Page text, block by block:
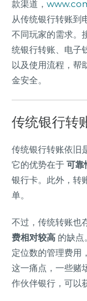
款渠道，
从传统银行转账到
不同玩家的需求
统银行转账、电子
以及使用流程，帮
金安全。
传统银行转
传统银行转账依旧
它的优势在于 可靠
银行卡。此外，转
单。
不过，传统转账也
费相对较高 的缺点
定位数的管理费用
这一痛点，一些赌
作伙伴银行，可以